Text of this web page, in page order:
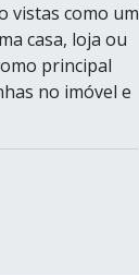
vistas como um
casa, loja ou
principal
no imóvel e